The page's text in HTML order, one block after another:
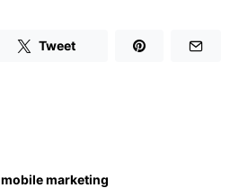
Tweet
mobile marketing